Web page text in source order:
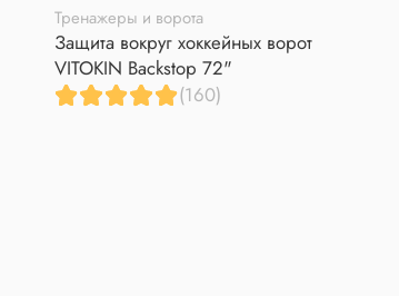
Тренажеры и ворота
Защита вокруг хоккейных ворот
VITOKIN Backstop 72"
(160)